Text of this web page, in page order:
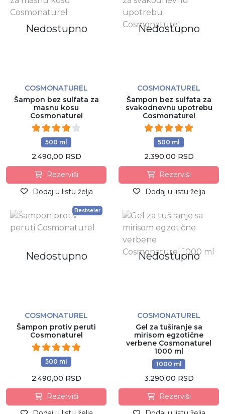
Nedostupno
COSMONATUREL
Šampon bez sulfata za
masnu kosu
Cosmonaturel
500 ml
2.490,00 RSD
Rezerviši
Dodaj u listu želja
Nedostupno
COSMONATUREL
Šampon bez sulfata za
svakodnevnu upotrebu
Cosmonaturel
500 ml
2.390,00 RSD
Rezerviši
Dodaj u listu želja
Bestseler
Nedostupno
COSMONATUREL
Šampon protiv peruti
Cosmonaturel
500 ml
2.490,00 RSD
Rezerviši
Nedostupno
COSMONATUREL
Gel za tuširanje sa
mirisom egzotične
verbene Cosmonaturel
1000 ml
1000 ml
3.290,00 RSD
Rezerviši